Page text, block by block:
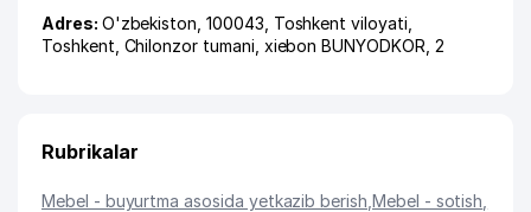
Adres: O'zbekiston, 100043, Toshkent viloyati
Toshkent Chilonzor tumani xiеbon BUNYODKOR , 2
Rubrikalar
Mebel - buyurtma asosida yetkazib berish Mebel - sotish